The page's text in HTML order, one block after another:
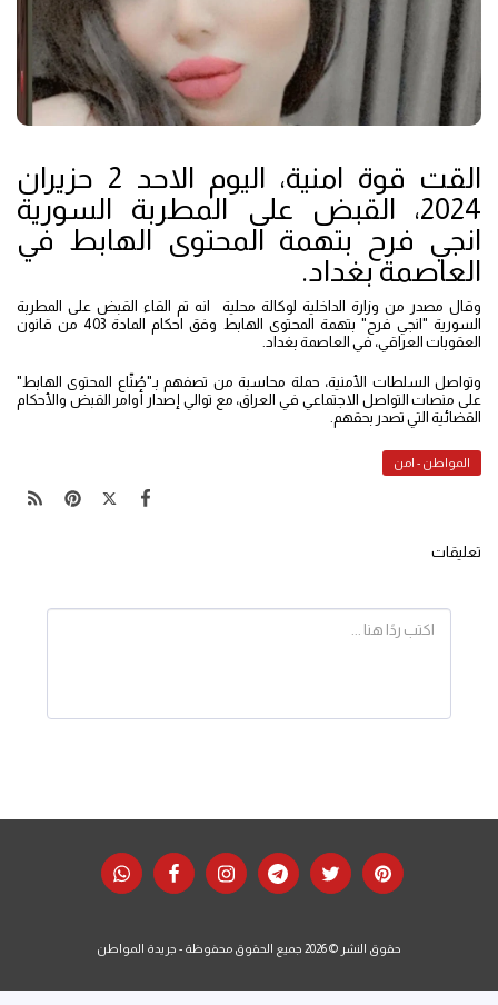
القت قوة امنية، اليوم الاحد 2 حزيران
2024، القبض على المطربة السورية
انجي فرح بتهمة المحتوى الهابط في
العاصمة بغداد.
وقال مصدر من وزارة الداخلية لوكالة محلية انه تم القاء القبض على المطربة
السورية "انجي فرح" بتهمة المحتوى الهابط وفق احكام المادة 403 من قانون
العقوبات العراقي، في العاصمة بغداد.
وتواصل السلطات الأمنية، حملة محاسبة من تصفهم بـ"صُنّاع المحتوى الهابط"
على منصات التواصل الاجتماعي في العراق، مع توالي إصدار أوامر القبض والأحكام
القضائية التي تصدر بحقهم.
المواطن - امن
تعليقات
حقوق النشر © 2026 جميع الحقوق محفوظة - جريدة المواطن